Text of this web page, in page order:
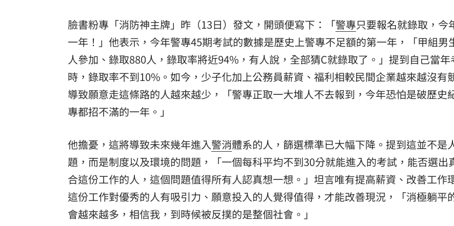
臉書粉專「消防神主牌」昨（13日）發文，開頭便寫下：「警專只要報名就錄取，今
一年！」他表示，今年警專45期考試的數據是歷史上警專不足額的第一年，「甲組男
人參加、錄取880人，錄取率將近94%，有人說，全部猜C就錄取了。」提到自己當年
時，錄取率不到10%。如今，少子化加上公務員薪資、福利相較民間企業越來越沒有
導致願意走這條路的人越來越少，「警專正取一大堆人不去報到，今年恐怕是破歷史
專都招不滿的一年。」
他擔憂，這將導致未來幾年進入警消體系的人，篩選標準已大幅下降。提到這並不是
題，而是制度以及環境的問題，「一個每科平均不到30分就能進入的考試，能否選出
合這份工作的人，這個問題值得所有人認真想一想。」坦言唯有提高薪資、改善工作
這份工作對優秀的人有吸引力、願意投入的人覺得值得，才能改善現況，「消極躺平
會越來越多，相信我，到時候被反撲的是整個社會。」